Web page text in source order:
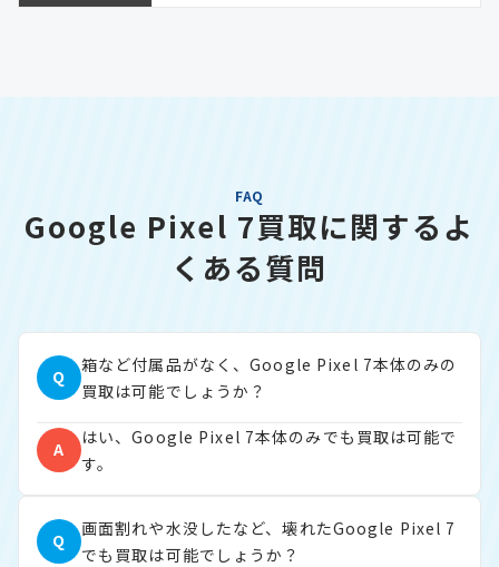
FAQ
Google Pixel 7買取に関するよ
くある質問
Q
箱など付属品がなく、Google Pixel 7本体のみの
買取は可能でしょうか？
A
はい、Google Pixel 7本体のみでも買取は可能で
す。
Q
画面割れや水没したなど、壊れたGoogle Pixel 7
でも買取は可能でしょうか？